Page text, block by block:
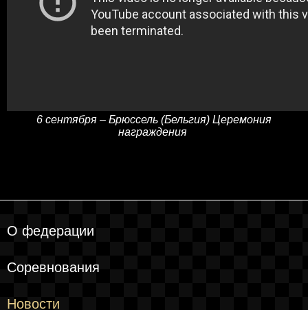
6 сентября – Брюссель (Бельгия) Церемония
награждения
О федерации
Соревнования
Новости